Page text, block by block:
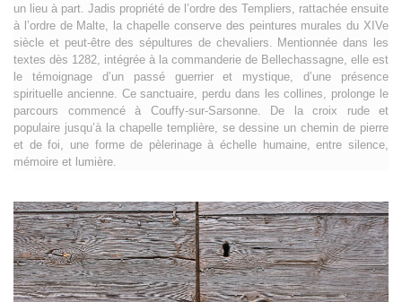
un lieu à part. Jadis propriété de l’ordre des Templiers, rattachée ensuite
à l’ordre de Malte, la chapelle conserve des peintures murales du XIVe
siècle et peut-être des sépultures de chevaliers. Mentionnée dans les
textes dès 1282, intégrée à la commanderie de Bellechassagne, elle est
le témoignage d’un passé guerrier et mystique, d’une présence
spirituelle ancienne. Ce sanctuaire, perdu dans les collines, prolonge le
parcours commencé à Couffy-sur-Sarsonne. De la croix rude et
populaire jusqu’à la chapelle templière, se dessine un chemin de pierre
et de foi, une forme de pèlerinage à échelle humaine, entre silence,
mémoire et lumière.